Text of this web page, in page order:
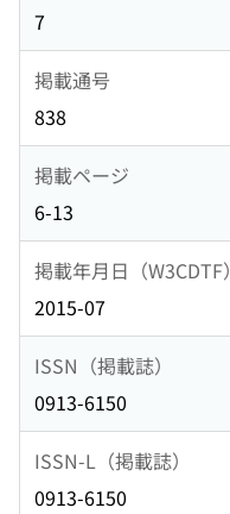
7
掲載通号
838
掲載ページ
6-13
掲載年月日（W3CDTF）
2015-07
ISSN（掲載誌）
0913-6150
ISSN-L（掲載誌）
0913-6150